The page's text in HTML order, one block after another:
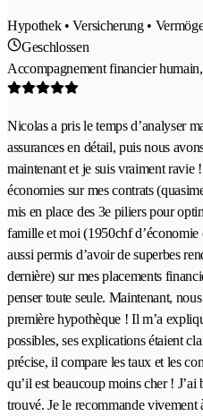
Hypothek • Versicherung •
Geschlossen
Accompagnement financier
Nicolas a pris le temps d’analyser
assurances en détail, puis nous
maintenant et je suis vraiment ravie
économies sur mes contrats
mis en place des 3e piliers pour
famille et moi (1950chf d’économie
aussi permis d’avoir de superbes
dernière) sur mes placements
penser toute seule. Maintenant,
première hypothèque ! Il m’a
possibles, ses explications étaient
précise, il compare les taux et les
qu’il est beaucoup moins cher !
trouvé. Je le recommande vivement